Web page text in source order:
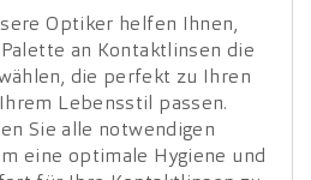
Optiker helfen Ihnen,
an Kontaktlinsen die
die perfekt zu Ihren
Lebensstil passen.
Sie alle notwendigen
eine optimale Hygiene und